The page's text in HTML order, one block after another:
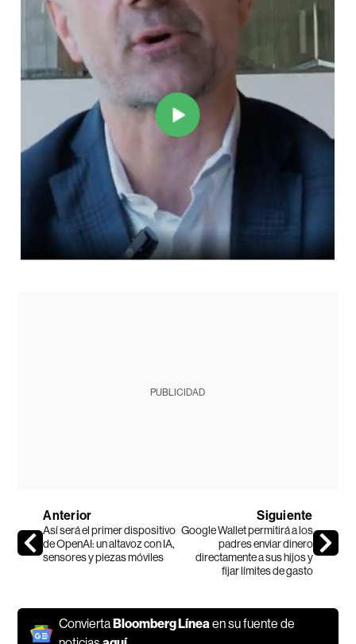
PUBLICIDAD
Anterior
Así será el primer dispositivo
de OpenAI: un altavoz con IA,
sensores y piezas móviles
Siguiente
Google Wallet permitirá a los
padres enviar dinero
directamente a sus hijos y
fijar límites de gasto
ConviertaBloomberg Líneaen su fuente de